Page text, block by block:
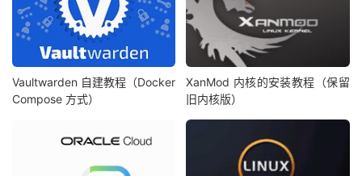
Vaultwarden 自建教程（Docker
Compose 方式）
XanMod 内核的安装教程（保留
旧内核版）